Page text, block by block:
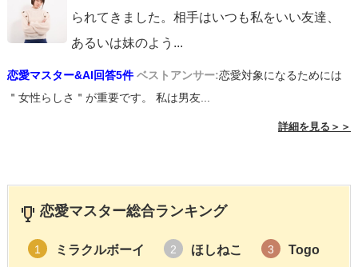
られてきました。相手はいつも私をいい友達、
あるいは妹のよう ...
恋愛マスター&AI回答5件 ベストアンサー:恋愛対象になるためには
＂女性らしさ＂が重要です。 私は男友...
詳細を見る＞＞
恋愛マスター総合ランキング
1 ミラクルボーイ 2 ほしねこ 3 Togo